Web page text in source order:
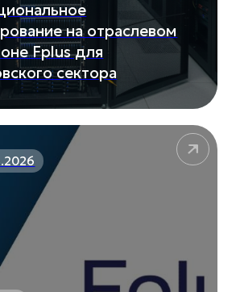
на отраслевом
Fplus для
сектора